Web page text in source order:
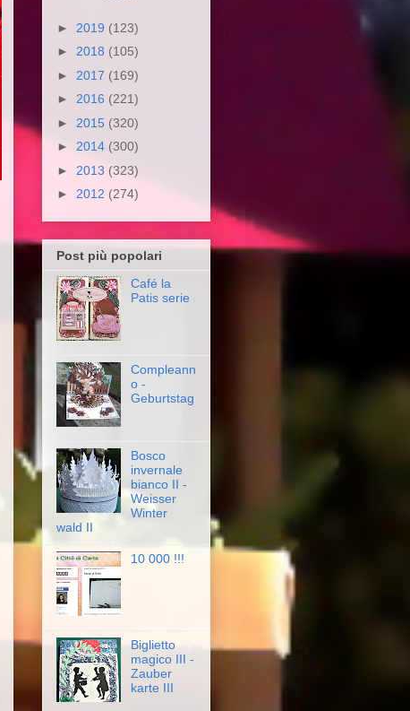
► 2019 (123)
► 2018 (105)
► 2017 (169)
► 2016 (221)
► 2015 (320)
► 2014 (300)
► 2013 (323)
► 2012 (274)
Post più popolari
Café la
Patis serie
Compleann
o -
Geburtstag
Bosco
invernale
bianco II -
Weisser
Winter
wald II
10 000 !!!
Biglietto
magico III -
Zauber
karte III